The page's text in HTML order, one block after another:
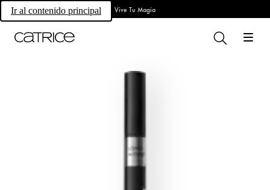
Ir al contenido principal Vive Tu Magia